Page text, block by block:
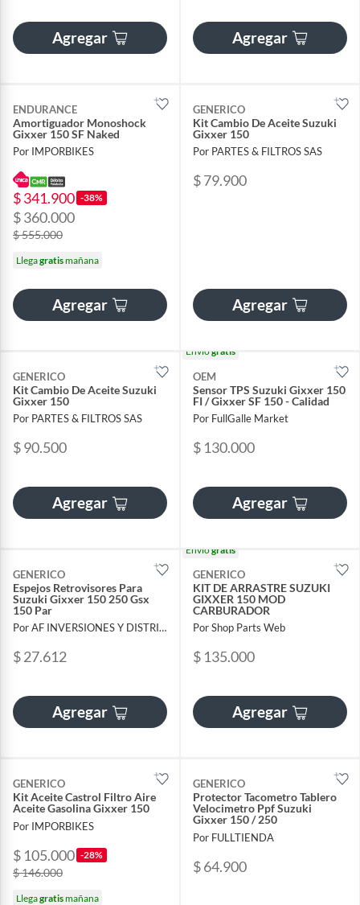
Agregar Agregar
ENDURANCE
Amortiguador Monoshock
Gixxer 150 SF Naked
Por IMPORBIKES
$ 341.900 -38%
$ 360.000
$ 555.000
Llegagratismañana
Agregar
GENERICO
Kit Cambio De Aceite Suzuki
Gixxer 150
Por PARTES & FILTROS SAS
$ 79.900
Agregar
GENERICO
Kit Cambio De Aceite Suzuki
Gixxer 150
Por PARTES & FILTROS SAS
$ 90.500
Agregar
Envíogratis
OEM
Sensor TPS Suzuki Gixxer 150
FI / Gixxer SF 150 - Calidad
Por FullGalle Market
$ 130.000
Agregar
GENERICO
Espejos Retrovisores Para
Suzuki Gixxer 150 250 Gsx
150 Par
Por AF INVERSIONES Y DISTRIBUCIONES SAS
$ 27.612
Agregar
Envíogratis
GENERICO
KIT DE ARRASTRE SUZUKI
GIXXER 150 MOD
CARBURADOR
Por Shop Parts Web
$ 135.000
Agregar
GENERICO
Kit Aceite Castrol Filtro Aire
Aceite Gasolina Gixxer 150
Por IMPORBIKES
$ 105.000 -28%
$ 146.000
Llegagratismañana
GENERICO
Protector Tacometro Tablero
Velocimetro Ppf Suzuki
Gixxer 150 / 250
Por FULLTIENDA
$ 64.900